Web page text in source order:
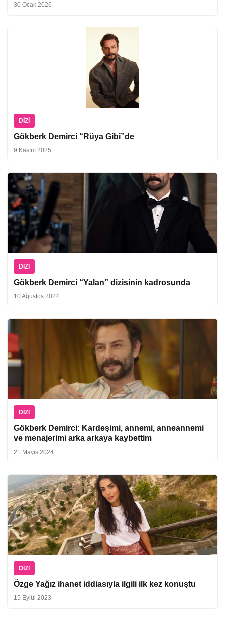
30 Ocak 2026
DIZI
Gökberk Demirci “Rüya Gibi”de
9 Kasım 2025
DIZI
Gökberk Demirci “Yalan” dizisinin kadrosunda
10 Ağustos 2024
DIZI
Gökberk Demirci: Kardeşimi, annemi, anneannemi
ve menajerimi arka arkaya kaybettim
21 Mayıs 2024
DIZI
Özge Yağız ihanet iddiasıyla ilgili ilk kez konuştu
15 Eylül 2023